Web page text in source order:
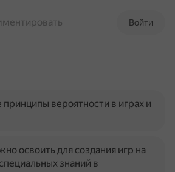
Войти
вероятности в играх и
освоить для создания игр на
знаний в